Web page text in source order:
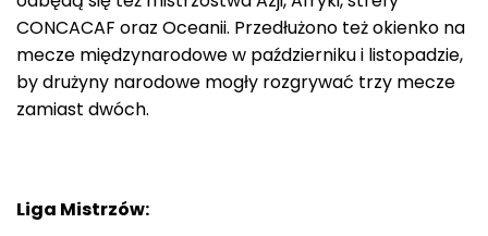
CONCACAF oraz Oceanii. Przedłużono też okienko na
mecze międzynarodowe w październiku i listopadzie,
by drużyny narodowe mogły rozgrywać trzy mecze
zamiast dwóch.
Liga Mistrzów: